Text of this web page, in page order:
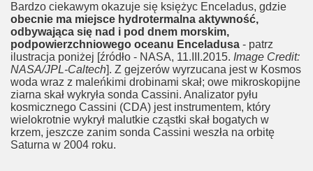
Bardzo ciekawym okazuje się księżyc Enceladus, gdzie
obecnie ma miejsce hydrotermalna aktywność,
odbywająca się nad i pod dnem morskim,
podpowierzchniowego oceanu Enceladusa - patrz
ilustracja poniżej [źródło - NASA, 11.III.2015. Image Credit:
NASA/JPL-Caltech]. Z gejzerów wyrzucana jest w Kosmos
woda wraz z maleńkimi drobinami skał; owe mikroskopijne
ziarna skał wykryła sonda Cassini. Analizator pyłu
kosmicznego Cassini (CDA) jest instrumentem, który
wielokrotnie wykrył malutkie cząstki skał bogatych w
krzem, jeszcze zanim sonda Cassini weszła na orbitę
Saturna w 2004 roku.